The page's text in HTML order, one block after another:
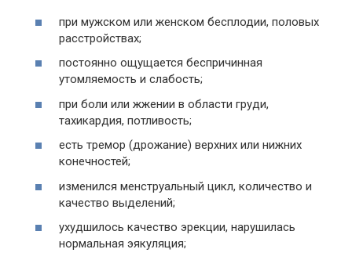
при мужском или женском бесплодии, половых
расстройствах;
постоянно ощущается беспричинная
утомляемость и слабость;
при боли или жжении в области груди,
тахикардия, потливость;
есть тремор (дрожание) верхних или нижних
конечностей;
изменился менструальный цикл, количество и
качество выделений;
ухудшилось качество эрекции, нарушилась
нормальная эякуляция;